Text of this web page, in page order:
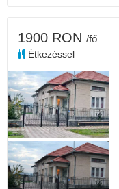
1900 RON /fő
Étkezéssel